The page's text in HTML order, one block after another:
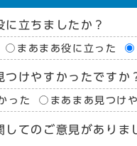
に立ちましたか？
まあまあ役に立った
つけやすかったですか
った まあまあ見つけ
してのご意見がありま